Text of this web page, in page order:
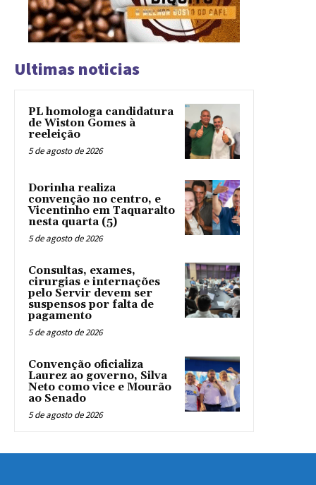
Ultimas noticias
PL homologa candidatura
de Wiston Gomes à
reeleição
5 de agosto de 2026
Dorinha realiza
convenção no centro, e
Vicentinho em Taquaralto
nesta quarta (5)
5 de agosto de 2026
Consultas, exames,
cirurgias e internações
pelo Servir devem ser
suspensos por falta de
pagamento
5 de agosto de 2026
Convenção oficializa
Laurez ao governo, Silva
Neto como vice e Mourão
ao Senado
5 de agosto de 2026